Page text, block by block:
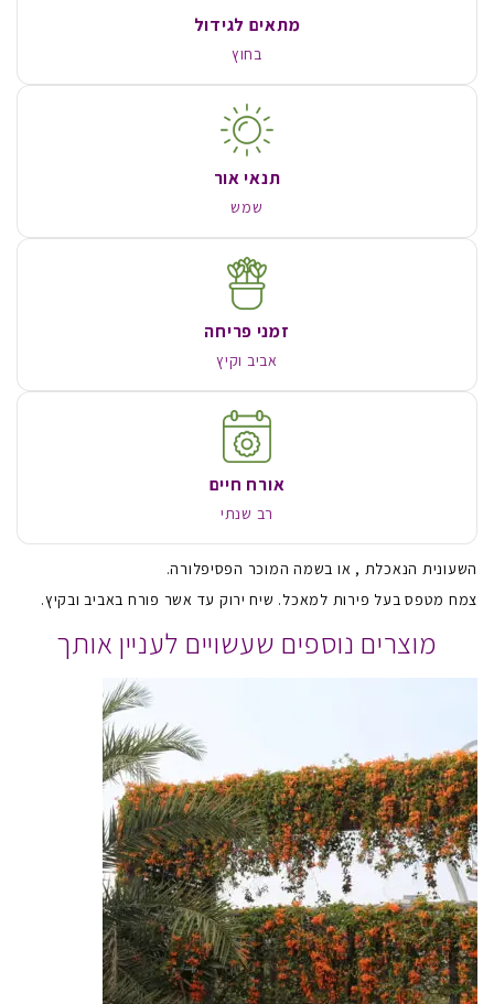
מתאים לגידול
בחוץ
תנאי אור
שמש
זמני פריחה
אביב וקיץ
אורח חיים
רב שנתי
השעונית הנאכלת , או בשמה המוכר הפסיפלורה.
צמח מטפס בעל פירות למאכל. שיח ירוק עד אשר פורח באביב ובקיץ.
מוצרים נוספים שעשויים לעניין אותך